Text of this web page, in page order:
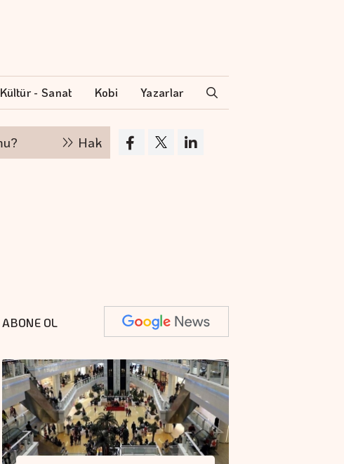
Kültür - Sanat Kobi Yazarlar
Hakan Aran İş Bankası Genel Müdürlüğü'nden
ABONE OL